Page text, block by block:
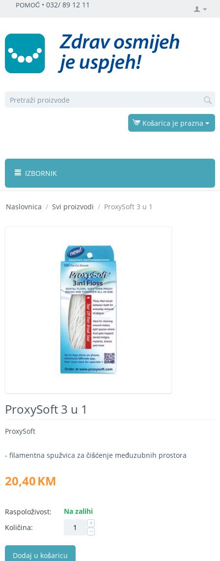
POMOĆ • 032/ 89 12 11
Košarica je prazna
IZBORNIK
Naslovnica / Svi proizvodi / ProxySoft 3 u 1
ProxySoft 3 u 1
ProxySoft
- filamentna spužvica za čišćenje međuzubnih prostora
20,40KM
Raspoloživost:
Na zalihi
Količina:
+
−
Dodaj u košaricu